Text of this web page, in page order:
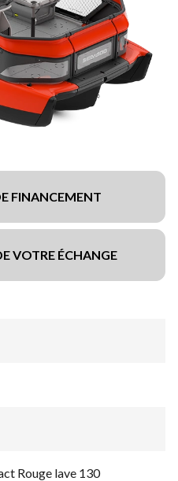
FINANCEMENT
VOTRE ÉCHANGE
Rouge lave 130